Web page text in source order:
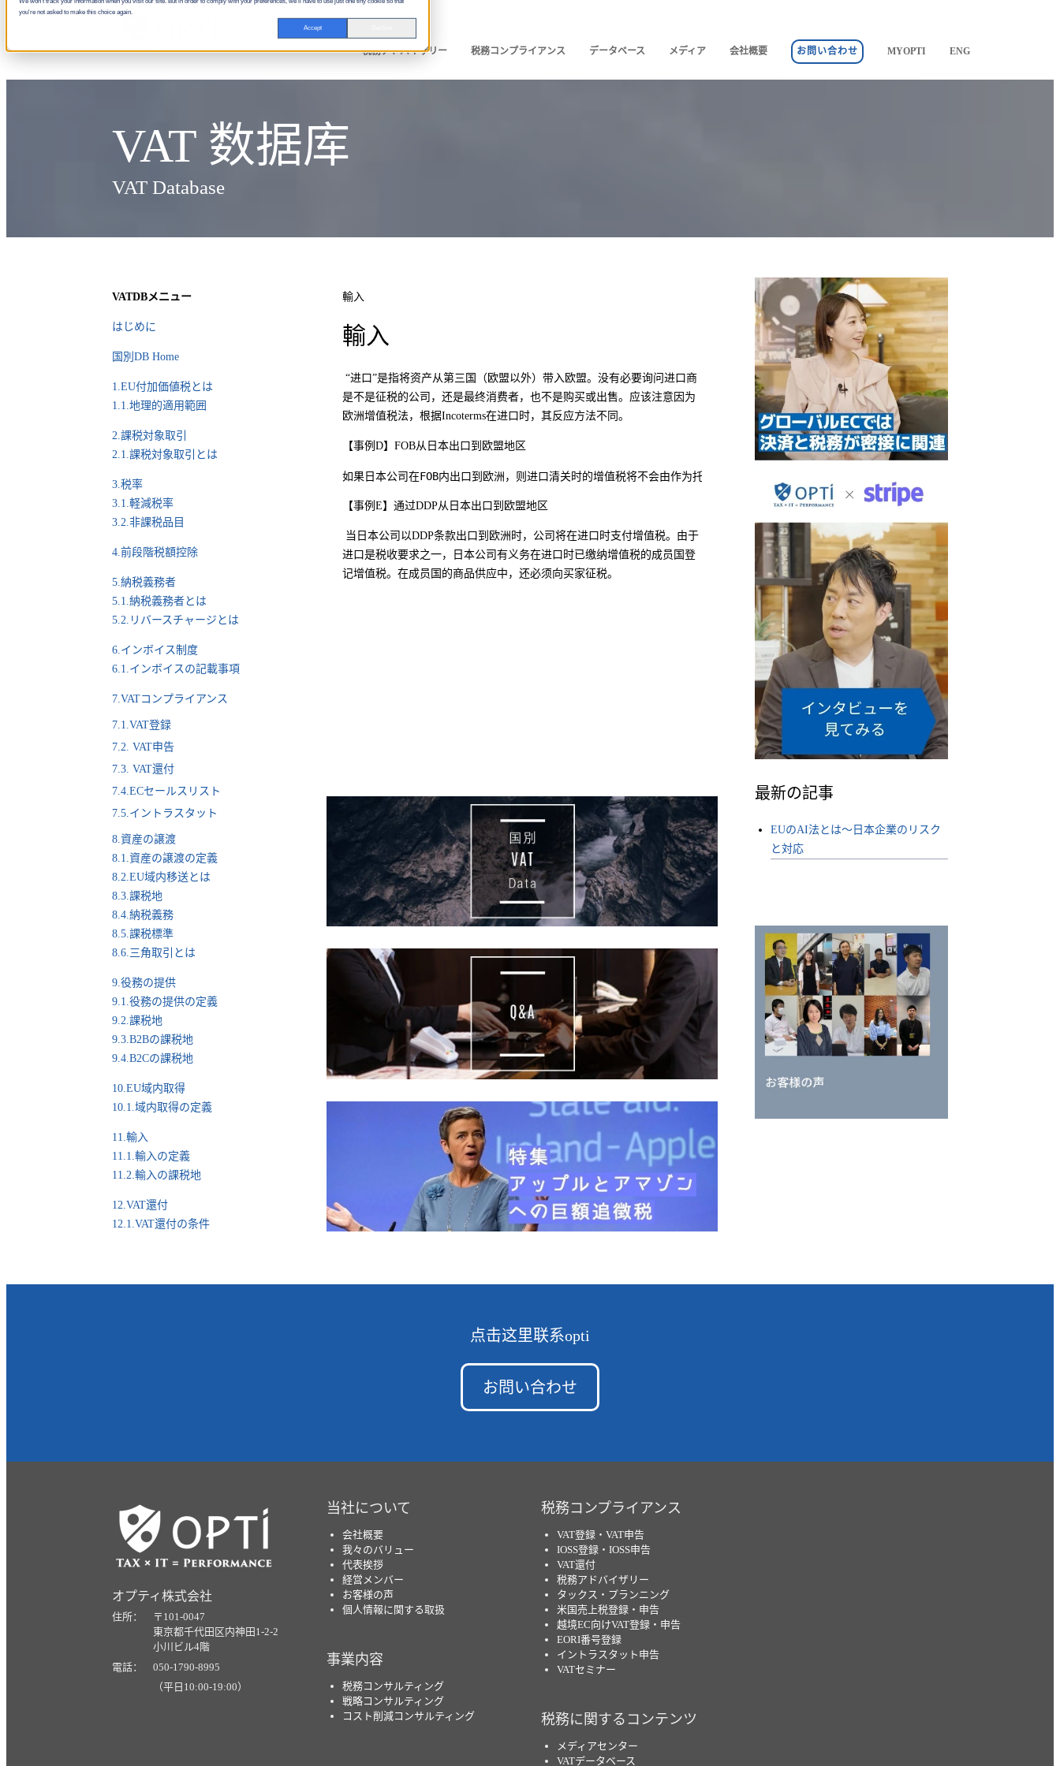
you're not asked to make this choice again.
Accept
税務アドバイザリー 税務コンプライアンス データベース メディア 会社概要 お問い合わせ MYOPTI ENG
VAT 数据库
VAT Database
VATDBメニュー
はじめに
国別DB Home
1.EU付加価値税とは
1.1.地理的適用範囲
2.課税対象取引
2.1.課税対象取引とは
3.税率
3.1.軽減税率
3.2.非課税品目
4.前段階税額控除
5.納税義務者
5.1.納税義務者とは
5.2.リバースチャージとは
6.インボイス制度
6.1.インボイスの記載事項
7.VATコンプライアンス
7.1.VAT登録
7.2. VAT申告
7.3. VAT還付
7.4.ECセールスリスト
7.5.イントラスタット
8.資産の譲渡
8.1.資産の譲渡の定義
8.2.EU域内移送とは
8.3.課税地
8.4.納税義務
8.5.課税標準
8.6.三角取引とは
9.役務の提供
9.1.役務の提供の定義
9.2.課税地
9.3.B2Bの課税地
9.4.B2Cの課税地
10.EU域内取得
10.1.域内取得の定義
11.輸入
11.1.輸入の定義
11.2.輸入の課税地
12.VAT還付
12.1.VAT還付の条件
輸入
輸入
“进口”是指将资产从第三国（欧盟以外）带入欧盟。没有必要询问进口商
是不是征税的公司，还是最终消费者，也不是购买或出售。应该注意因为
欧洲增值税法，根据Incoterms在进口时，其反应方法不同。
【事例D】 FOB从日本出口到欧盟地区
如果日本公司在FOB内出口到欧洲，则进口清关时的增值税将不会由作为托运人的日本公司支付。因此，日本公司没有义务在欧洲注册增值税。
【事例E】 通过DDP从日本出口到欧盟地区
当日本公司以DDP条款出口到欧洲时，公司将在进口时支付增值税。由于
进口是税收要求之一，日本公司有义务在进口时已缴纳增值税的成员国登
记增值税。在成员国的商品供应中，还必须向买家征税。
最新の記事
EUのAI法とは〜日本企業のリスク
と対応
点击这里联系opti
お問い合わせ
オプティ株式会社
住所： 〒101-0047
東京都千代田区内神田1-2-2
小川ビル4階
電話： 050-1790-8995
（平日10:00-19:00）
当社について
会社概要
我々のバリュー
代表挨拶
経営メンバー
お客様の声
個人情報に関する取扱
事業内容
税務コンサルティング
戦略コンサルティング
コスト削減コンサルティング
税務コンプライアンス
VAT登録・VAT申告
IOSS登録・IOSS申告
VAT還付
税務アドバイザリー
タックス・プランニング
米国売上税登録・申告
越境EC向けVAT登録・申告
EORI番号登録
イントラスタット申告
VATセミナー
税務に関するコンテンツ
メディアセンター
VATデータベース